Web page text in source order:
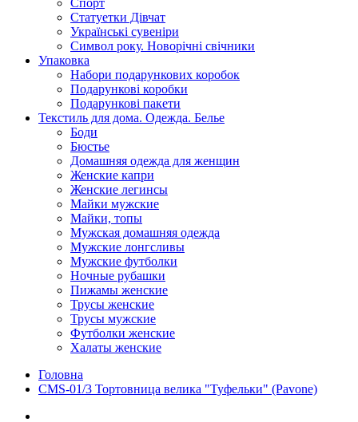
Спорт
Статуетки Дівчат
Українські сувеніри
Символ року. Новорічні свічники
Упаковка
Набори подарункових коробок
Подарункові коробки
Подарункові пакети
Текстиль для дома. Одежда. Белье
Боди
Бюстье
Домашняя одежда для женщин
Женские капри
Женские легинсы
Майки мужские
Майки, топы
Мужская домашняя одежда
Мужские лонгсливы
Мужские футболки
Ночные рубашки
Пижамы женские
Трусы женские
Трусы мужские
Футболки женские
Халаты женские
Головна
CMS-01/3 Тортовница велика "Туфельки" (Pavone)